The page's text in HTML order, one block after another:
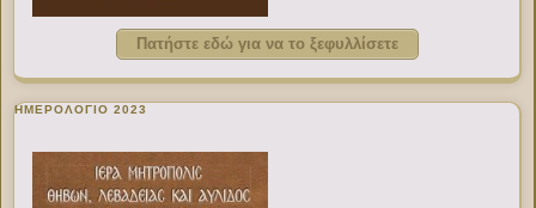
Πατήστε εδώ για να το ξεφυλλίσετε
ΗΜΕΡΟΛΟΓΙΟ 2023